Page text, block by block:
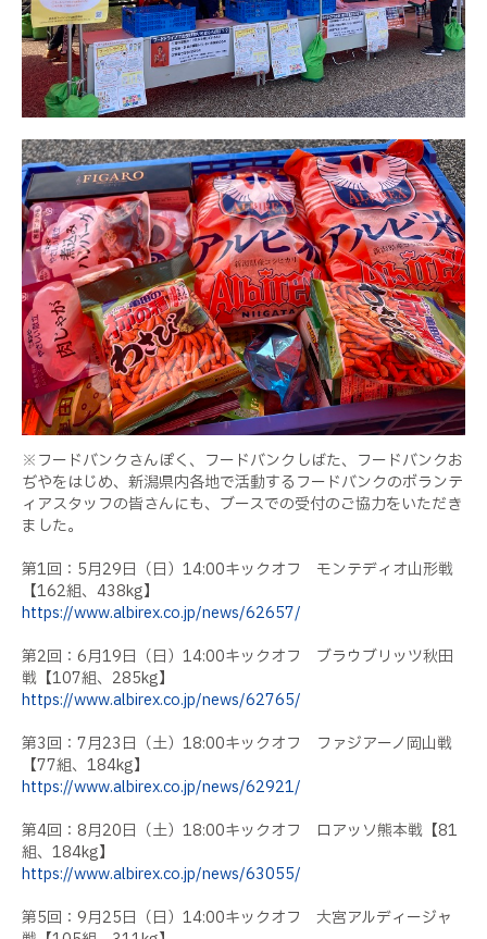
※フードバンクさんぽく、フードバンクしばた、フードバンクお
ぢやをはじめ、新潟県内各地で活動するフードバンクのボランテ
ィアスタッフの皆さんにも、ブースでの受付のご協力をいただき
ました。
第1回： 5月29日（日） 14:00キックオフ モンテディオ山形戦
【162組、 438kg】
https://www.albirex.co.jp/news/62657/
第2回： 6月19日（日） 14:00キックオフ ブラウブリッツ秋田
戦【107組、 285kg】
https://www.albirex.co.jp/news/62765/
第3回： 7月23日（土） 18:00キックオフ ファジアーノ岡山戦
【77組、 184kg】
https://www.albirex.co.jp/news/62921/
第4回： 8月20日（土） 18:00キックオフ ロアッソ熊本戦【81
組、 184kg】
https://www.albirex.co.jp/news/63055/
第5回： 9月25日（日） 14:00キックオフ 大宮アルディージャ